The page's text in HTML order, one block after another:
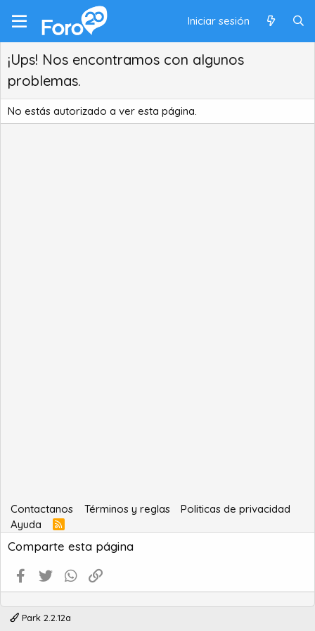
Iniciar sesión
¡Ups! Nos encontramos con algunos
problemas.
No estás autorizado a ver esta página.
Contactanos Términos y reglas
Politicas de privacidad
Ayuda
R
S
S
Comparte esta página
Facebook
Twitter WhatsApp
Park 2.2.12a